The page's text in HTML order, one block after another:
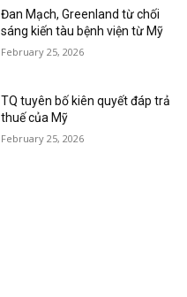
Đan Mạch, Greenland từ chối
sáng kiến tàu bệnh viện từ Mỹ
February 25, 2026
TQ tuyên bố kiên quyết đáp trả
thuế của Mỹ
February 25, 2026